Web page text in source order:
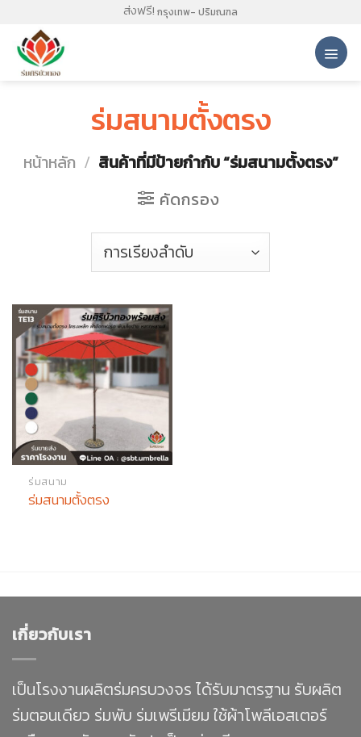
content
ส่งฟรี! กรุงเทพ- ปริมณฑล
ร่มสนามตั้งตรง
หน้าหลัก / สินค้าที่มีป้ายกำกับ “ร่มสนามตั้งตรง”
คัดกรอง
ร่มสนาม
ร่มสนามตั้งตรง
เกี่ยวกับเรา
เป็นโรงงานผลิตร่มครบวงจร ได้รับมาตรฐาน รับผลิต
ร่มตอนเดียว ร่มพับ ร่มเพรีเมียม ใช้ผ้าโพลีเอสเตอร์